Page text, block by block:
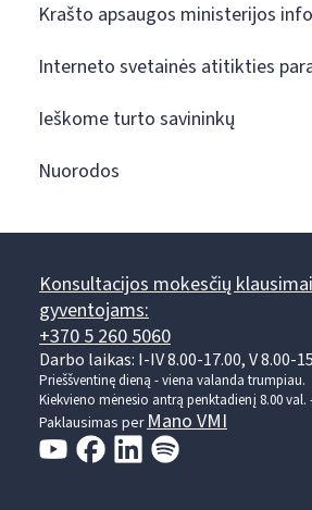
Krašto apsaugos ministerijos
Interneto svetainės atitikties
Ieškome turto savininkų
Nuorodos
Konsultacijos mokesčių
gyventojams:
+370 5 260 5060
Darbo laikas: I-IV 8.00-17.00, V 8.00-
Prieššventinę dieną - viena valanda trumpiau.
Kiekvieno mėnesio antrą penktadienį 8.00 val.
Paklausimas perMano VMI